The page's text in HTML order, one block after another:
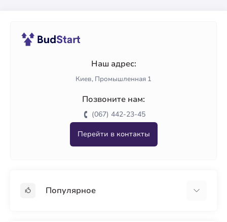
Наш адрес:
Киев, Промышленная 1
Позвоните нам:
(067) 442-23-45
Перейти в контакты
Популярное